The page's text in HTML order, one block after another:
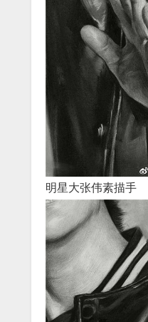
明星大张伟素描手